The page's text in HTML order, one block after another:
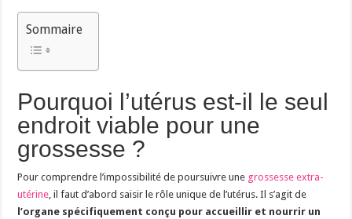
Sommaire
Pourquoi l’utérus est-il le seul
endroit viable pour une
grossesse ?
Pour comprendre l’impossibilité de poursuivre une grossesse extra-
utérine, il faut d’abord saisir le rôle unique de l’utérus. Il s’agit de
l’organe spécifiquement conçu pour accueillir et nourrir un